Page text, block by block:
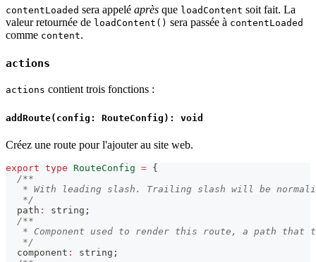
contentLoaded sera appelé après que loadContent soit fait. La
valeur retournée de loadContent() sera passée à contentLoaded
comme content.
actions
actions contient trois fonctions :
addRoute(config: RouteConfig): void
Créez une route pour l'ajouter au site web.
export type RouteConfig = {
/**
* With leading slash. Trailing slash will be
   */
  path
: string ;
/**
* Component used to render this route, a path that
   */
  component
: string ;